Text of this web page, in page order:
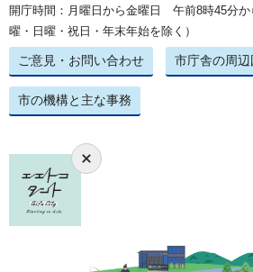
開庁時間：月曜日から金曜日 午前8時45分か
曜・日曜・祝日・年末年始を除く）
ご意見・お問い合わせ 市庁舎の周辺
市の機構と主な事務